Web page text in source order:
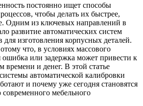
постоянно ищет способы
чтобы делать их быстрее,
Одним из ключевых направлений в
развитие автоматических систем
изготовления корпусных деталей.
что, в условиях массового
ошибка или задержка может привести к
времени и денег. В этой статье
автоматической калибровки
и почему уже сегодня становятся
мебельного